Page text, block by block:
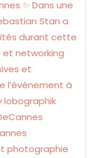
photographie